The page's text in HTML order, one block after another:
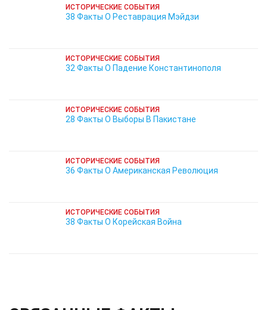
ИСТОРИЧЕСКИЕ СОБЫТИЯ
38 Факты О Реставрация Мэйдзи
ИСТОРИЧЕСКИЕ СОБЫТИЯ
32 Факты О Падение Константинополя
ИСТОРИЧЕСКИЕ СОБЫТИЯ
28 Факты О Выборы В Пакистане
ИСТОРИЧЕСКИЕ СОБЫТИЯ
36 Факты О Американская Революция
ИСТОРИЧЕСКИЕ СОБЫТИЯ
38 Факты О Корейская Война